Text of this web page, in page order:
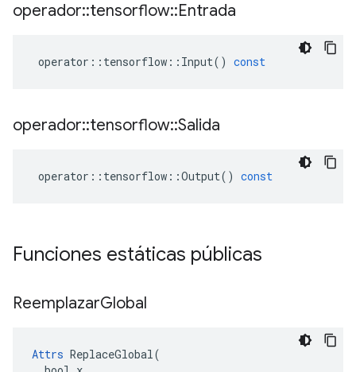
operador::tensorflow::Entrada
operator :: tensorflow :: Input() const
operador::tensorflow::Salida
operator :: tensorflow ::Output() const
Funciones estáticas públicas
ReemplazarGlobal
Attrs ReplaceGlobal(